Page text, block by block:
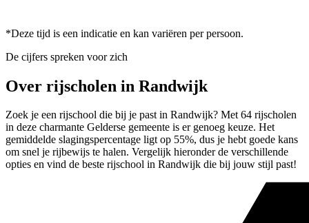
*Deze tijd is een indicatie en kan variëren per persoon.
De cijfers spreken voor zich
Over rijscholen in Randwijk
Zoek je een rijschool die bij je past in Randwijk? Met 64 rijscholen
in deze charmante Gelderse gemeente is er genoeg keuze. Het
gemiddelde slagingspercentage ligt op 55%, dus je hebt goede kans
om snel je rijbewijs te halen. Vergelijk hieronder de verschillende
opties en vind de beste rijschool in Randwijk die bij jouw stijl past!